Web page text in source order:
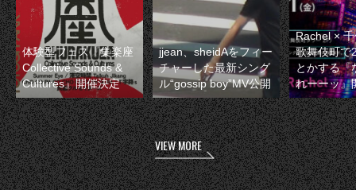
体験型フェス『集楽座
Collective Sounds &
Cultures』開催決定
jjean、sheidAをフィー
チャーした最新シング
ル“gossip boy”MV公開
Rachel ×
歌舞伎町で
とかする『
れーーッ』
VIEW MORE